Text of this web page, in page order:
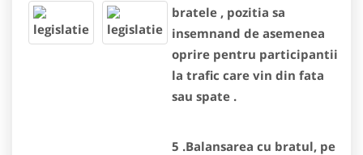
bratele , pozitia sa
insemnand de asemenea
oprire pentru participantii
la trafic care vin din fata
sau spate .
5 .Balansarea cu bratul, pe